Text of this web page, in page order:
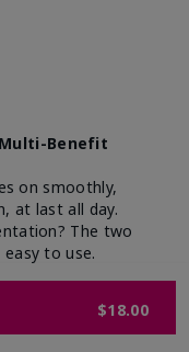
$18.00
Benefit
on smoothly,
at last all day.
The two
to use.